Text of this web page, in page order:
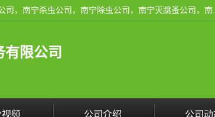
广西亿之豪有害生物防治服务有限公司是一家
限公司
频 公司介绍 公司动